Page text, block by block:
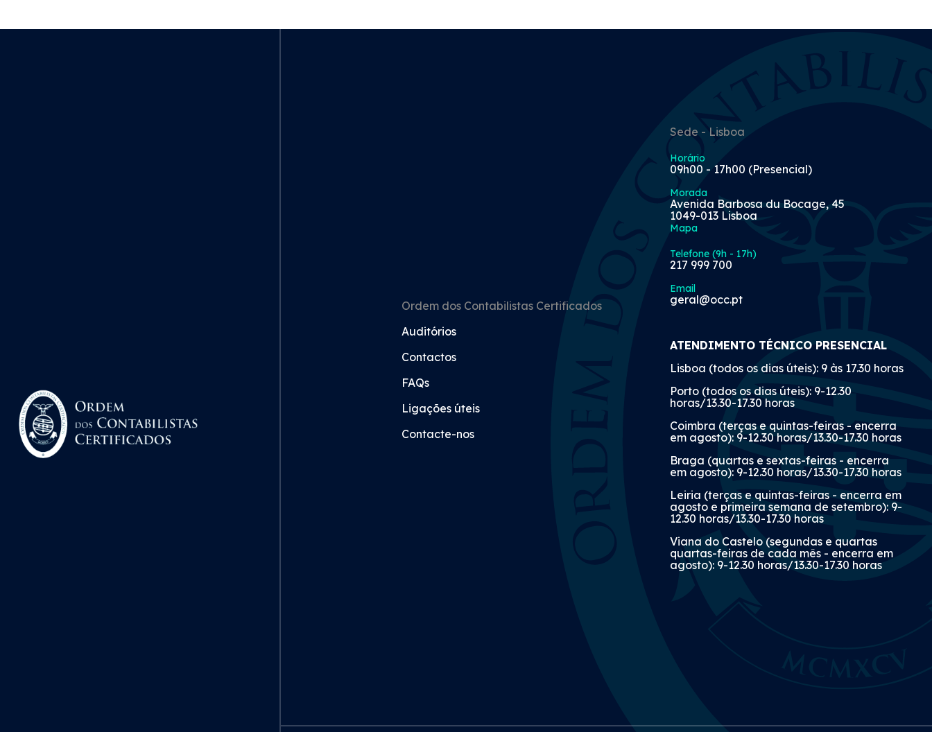
Ordem dos Contabilistas Certificados
Auditórios
Contactos
FAQs
Ligações úteis
Contacte-nos
Sede - Lisboa
Horário
09h00 - 17h00 (Presencial)
Morada
Avenida Barbosa du Bocage, 45
1049-013 Lisboa
Mapa
Telefone (9h - 17h)
217 999 700
Email
geral@occ.pt
ATENDIMENTO TÉCNICO PRESENCIAL
Lisboa (todos os dias úteis): 9 às 17.30 horas
Porto (todos os dias úteis): 9-12.30
horas/13.30-17.30 horas
Coimbra (terças e quintas-feiras - encerra
em agosto): 9-12.30 horas/13.30-17.30 horas
Braga (quartas e sextas-feiras - encerra
em agosto): 9-12.30 horas/13.30-17.30 horas
Leiria (terças e quintas-feiras - encerra em
agosto e primeira semana de setembro): 9-
12.30 horas/13.30-17.30 horas
Viana do Castelo (segundas e quartas
quartas-feiras de cada mês - encerra em
agosto): 9-12.30 horas/13.30-17.30 horas